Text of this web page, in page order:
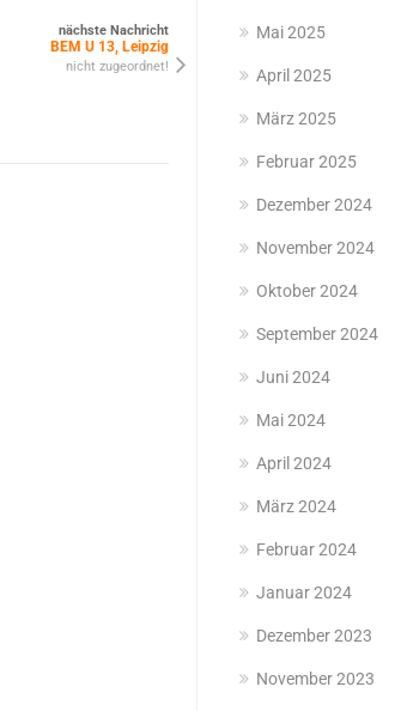
nächste Nachricht
BEM U 13, Leipzig
nicht zugeordnet!
Mai 2025
April 2025
März 2025
Februar 2025
Dezember 2024
November 2024
Oktober 2024
September 2024
Juni 2024
Mai 2024
April 2024
März 2024
Februar 2024
Januar 2024
Dezember 2023
November 2023